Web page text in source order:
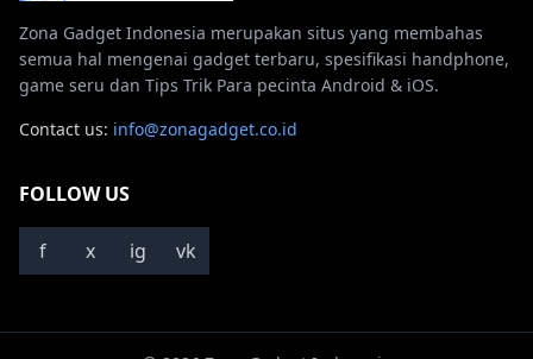
Zona Gadget Indonesia merupakan situs yang membahas
semua hal mengenai gadget terbaru, spesifikasi handphone,
game seru dan Tips Trik Para pecinta Android & iOS.
Contact us: info@zonagadget.co.id
FOLLOW US
f x ig vk